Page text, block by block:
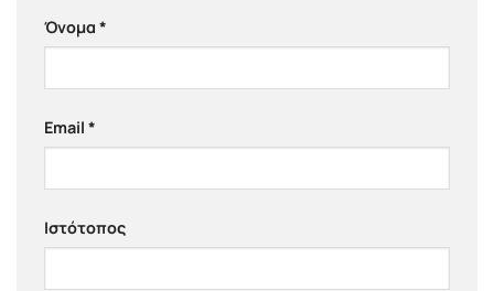
Όνομα *
Email *
Ιστότοπος